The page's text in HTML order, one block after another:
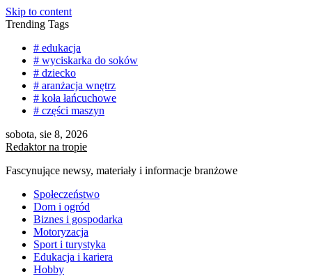
Skip to content
Trending Tags
# edukacja
# wyciskarka do soków
# dziecko
# aranżacja wnętrz
# koła łańcuchowe
# części maszyn
sobota, sie 8, 2026
Redaktor na tropie
Fascynujące newsy, materiały i informacje branżowe
Społeczeństwo
Dom i ogród
Biznes i gospodarka
Motoryzacja
Sport i turystyka
Edukacja i kariera
Hobby